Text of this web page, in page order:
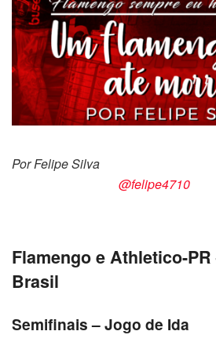
Por
@felipe4710
Flamengo e Athletico-
Brasil
Semifinais – Jogo de Ida